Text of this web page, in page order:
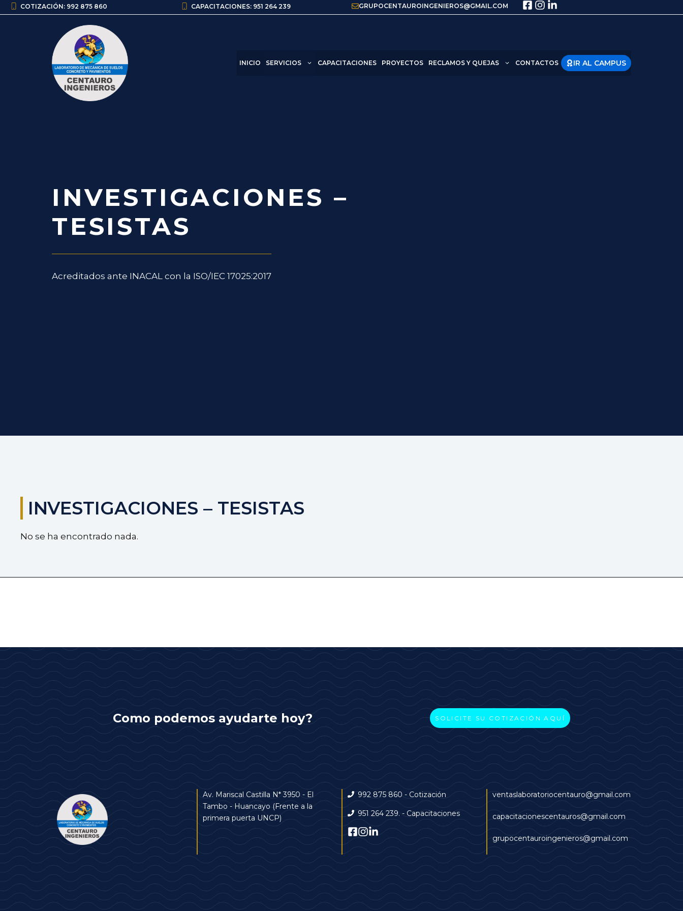
SaltarCOTIZACIÓN: 992 875 860 CAPACITACIONES: 951 264 239 GRUPOCENTAUROINGENIEROS@GMAIL.COM
INICIO SERVICIOS CAPACITACIONES PROYECTOS RECLAMOS Y QUEJAS CONTACTOS IR AL CAMPUS
INVESTIGACIONES –
TESISTAS
Acreditados ante INACAL con la ISO/IEC 17025:2017
INVESTIGACIONES – TESISTAS
No se ha encontrado nada.
Como podemos ayudarte hoy? SOLICITE SU COTIZACIÓN AQUÍ
Av. Mariscal Castilla N* 3950 - El
Tambo - Huancayo (Frente a la
primera puerta UNCP)
992 875 860 - Cotización
951 264 239. - Capacitaciones
ventaslaboratoriocentauro@gmail.com
capacitacionescentauros@gmail.com
grupocentauroingenieros@gmail.com